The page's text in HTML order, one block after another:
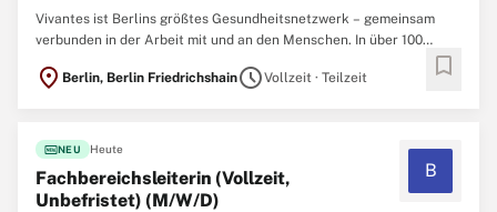
Vivantes ist Berlins größtes Gesundheitsnetzwerk – gemeinsam
verbunden in der Arbeit mit und an den Menschen. In über 100
erstklassige medizinische und pflegerische Versorgung für einen
location_on Berlin, Berlin FriedrichshainscheduleVollzeit · Teilzeit bookmark
fiber_newNEU Heute
Fachbereichsleiterin (Vollzeit,
Unbefristet) (M/W/D)
B